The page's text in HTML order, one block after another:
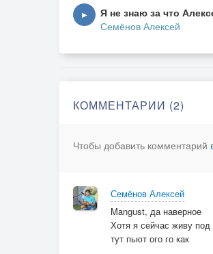
То вправо, то влево.
То вправо, то влево.
Вот и забор, а там и
То вправо, то влево.
То вправо, то влево.
▶ Я не знаю за что
Семёнов Алексей
КОММЕНТАРИИ (2)
Чтобы добавить комментарий
Семёнов Алексей
Mangust, да наверное
Хотя я сейчас живу
тут пьют ого го как